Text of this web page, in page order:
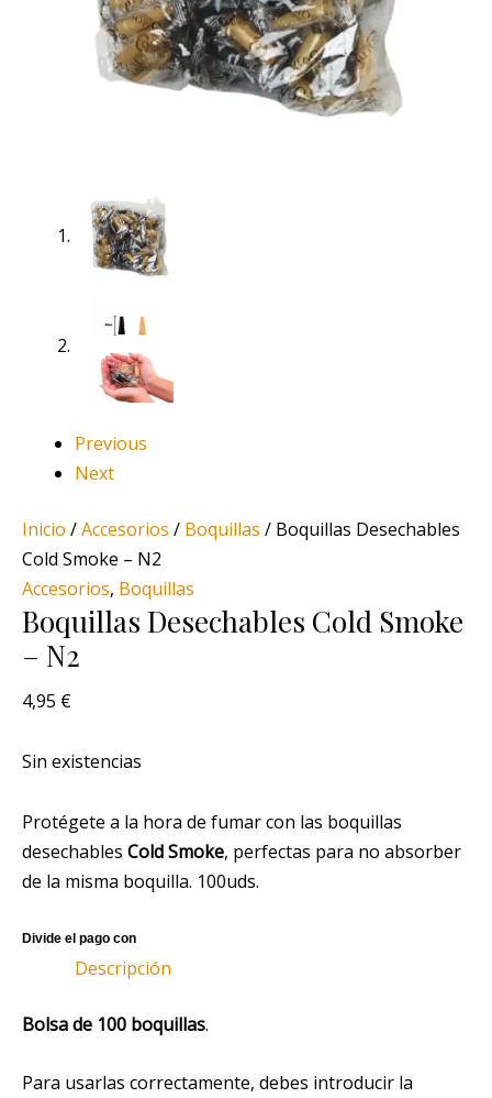
Previous
Next
Inicio /Accesorios / Boquillas / Boquillas Desechables
Cold Smoke – N2
Accesorios, Boquillas
Boquillas Desechables Cold Smoke
– N2
4,95 €
Sin existencias
Protégete a la hora de fumar con las boquillas
desechables Cold Smoke, perfectas para no absorber
de la misma boquilla. 100uds.
Descripción
Bolsa de 100 boquillas.
Para usarlas correctamente, debes introducir la